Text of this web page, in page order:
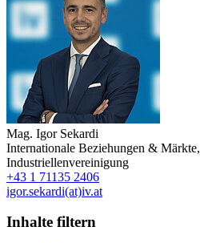
Mag. Igor Sekardi
Internationale Beziehungen & Märkte,
Industriellenvereinigung
+43 1 71135 2406
igor.sekardi(at)iv.at
Inhalte filtern